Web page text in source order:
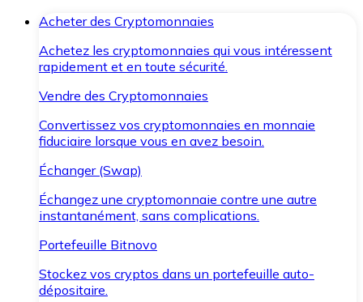
Acheter des Cryptomonnaies
Achetez les cryptomonnaies qui vous intéressent
rapidement et en toute sécurité.
Vendre des Cryptomonnaies
Convertissez vos cryptomonnaies en monnaie
fiduciaire lorsque vous en avez besoin.
Échanger (Swap)
Échangez une cryptomonnaie contre une autre
instantanément, sans complications.
Portefeuille Bitnovo
Stockez vos cryptos dans un portefeuille auto-
dépositaire.